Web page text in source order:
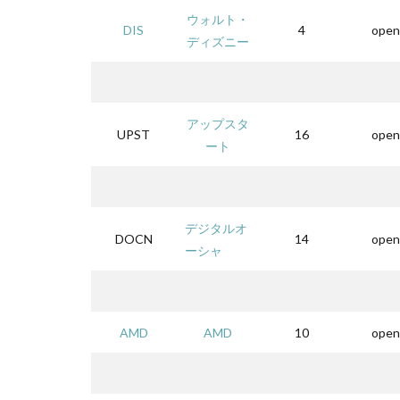
DIS
ウォルト・
ディズニー
4 open
UPST
アップスタ
ート
16 open
DOCN
デジタルオ
ーシャ
14 open
AMD AMD 10 open